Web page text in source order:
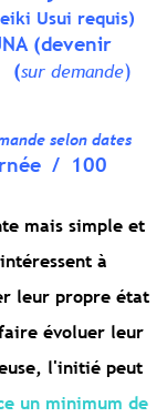
Usui requis)
(devenir
(sur demande)
selon dates
/ 100
mais simple et
à
leur propre état
évoluer leur
l'initié peut
un minimum de